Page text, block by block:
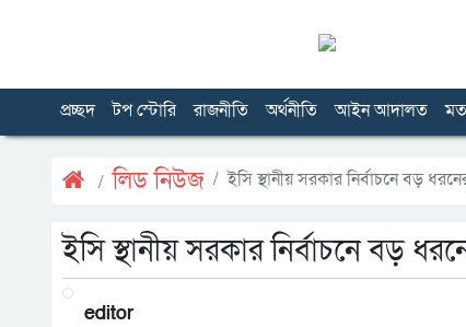
প্রচ্ছদ টপ স্টোরি রাজনীতি অর্থনীতি আইন আদালত
লিড নিউজ ইসি স্থানীয় সরকার নির্বাচনে বড়
ইসি স্থানীয় সরকার নির্বাচনে বড়
editor